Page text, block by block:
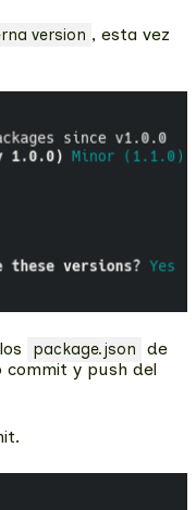
version , esta vez
package.json
de
commit y push del